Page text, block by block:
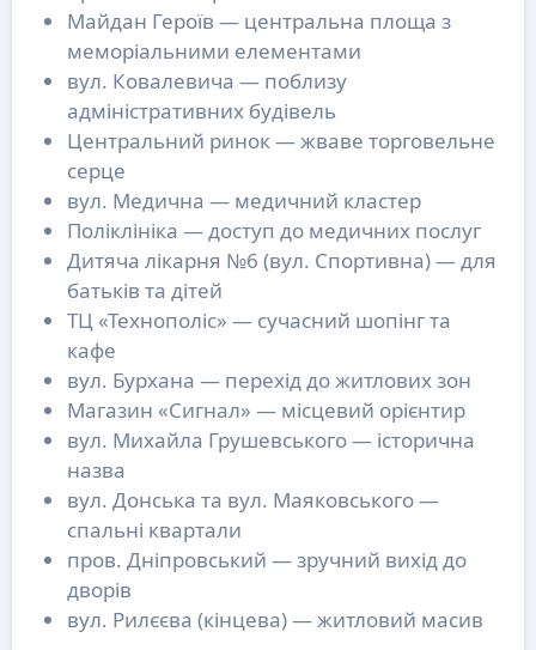
Майдан Героїв — центральна площа з
меморіальними елементами
вул. Ковалевича — поблизу
адміністративних будівель
Центральний ринок — жваве торговельне
серце
вул. Медична — медичний кластер
Поліклініка — доступ до медичних послуг
Дитяча лікарня №6 (вул. Спортивна) — для
батьків та дітей
ТЦ «Технополіс» — сучасний шопінг та
кафе
вул. Бурхана — перехід до житлових зон
Магазин «Сигнал» — місцевий орієнтир
вул. Михайла Грушевського — історична
назва
вул. Донська та вул. Маяковського —
спальні квартали
пров. Дніпровський — зручний вихід до
дворів
вул. Рилєєва (кінцева) — житловий масив